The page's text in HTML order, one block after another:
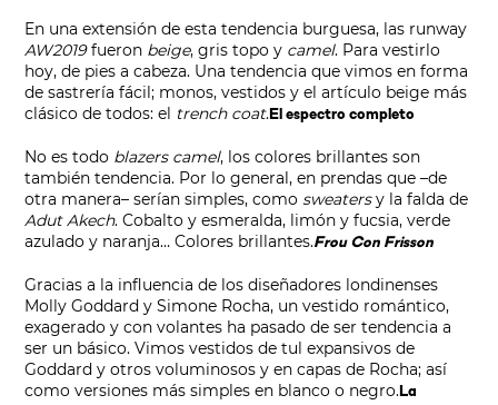
En una extensión de esta tendencia burguesa, las runway
AW2019fueron beige, gris topo y camel. Para vestirlo
hoy, de pies a cabeza. Una tendencia que vimos en forma
de sastrería fácil; monos, vestidos y el artículo beige más
clásico de todos: el trench coat.El espectro completo
No es todo blazers camel, los colores brillantes son
también tendencia. Por lo general, en prendas que –de
otra manera– serían simples, comosweatersy la falda de
Adut Akech. Cobalto y esmeralda, limón y fucsia, verde
azulado y naranja… Colores brillantes.Frou Con Frisson
Gracias a la influencia de los diseñadores londinenses
Molly Goddard y Simone Rocha, un vestido romántico,
exagerado y con volantes ha pasado de ser tendencia a
ser un básico. Vimos vestidos de tul expansivos de
Goddard y otros voluminosos y en capas de Rocha; así
como versiones más simples en blanco o negro.La